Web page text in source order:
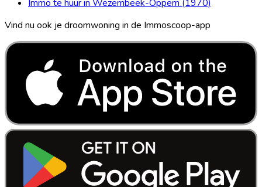
Immo te huur in Wezembeek-Oppem (1970)
Vind nu ook je droomwoning in de Immoscoop-app